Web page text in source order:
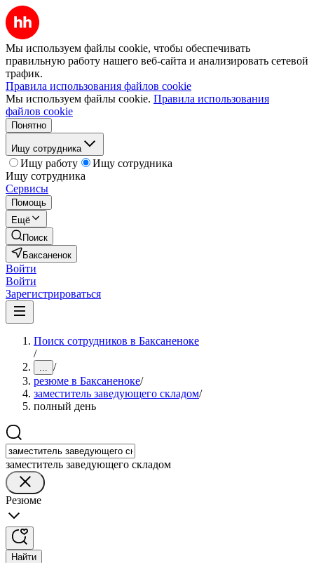
Мы используем файлы cookie, чтобы обеспечивать
правильную работу нашего веб-сайта и анализировать сетевой
трафик.
Правила использования файлов cookie
Мы используем файлы cookie. Правила использования
файлов cookie
Понятно
Ищу сотрудника
Ищу работу
Ищу сотрудника
Ищу сотрудника
Сервисы
Помощь
Ещё
Поиск
Баксаненок
Войти
Войти
Зарегистрироваться
Поиск сотрудников в Баксаненоке
/
... /
резюме в Баксаненоке/
заместитель заведующего складом/
полный день
заместитель заведующего складом
Резюме
Найти